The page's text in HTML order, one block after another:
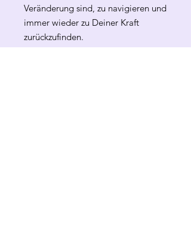
Veränderung sind, zu navigieren und
immer wieder zu Deiner Kraft
zurückzufinden.